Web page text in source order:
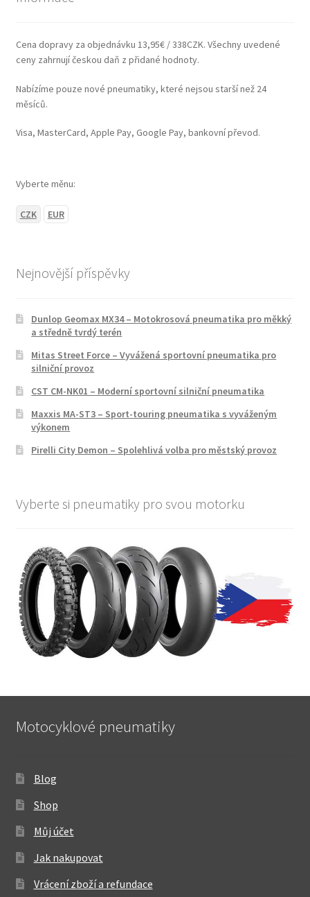
Cena dopravy za objednávku 13,95€ / 338CZK. Všechny uvedené
ceny zahrnují českou daň z přidané hodnoty.
Nabízíme pouze nové pneumatiky, které nejsou starší než 24
měsíců.
Visa, MasterCard, Apple Pay, Google Pay, bankovní převod.
Vyberte měnu:
CZK EUR
Nejnovější příspěvky
Dunlop Geomax MX34 – Motokrosová pneumatika pro měkký
a středně tvrdý terén
Mitas Street Force – Vyvážená sportovní pneumatika pro
silniční provoz
CST CM-NK01 – Moderní sportovní silniční pneumatika
Maxxis MA-ST3 – Sport-touring pneumatika s vyváženým
výkonem
Pirelli City Demon – Spolehlivá volba pro městský provoz
Vyberte si pneumatiky pro svou motorku
Motocyklové pneumatiky
Blog
Shop
Můj účet
Jak nakupovat
Vrácení zboží a refundace